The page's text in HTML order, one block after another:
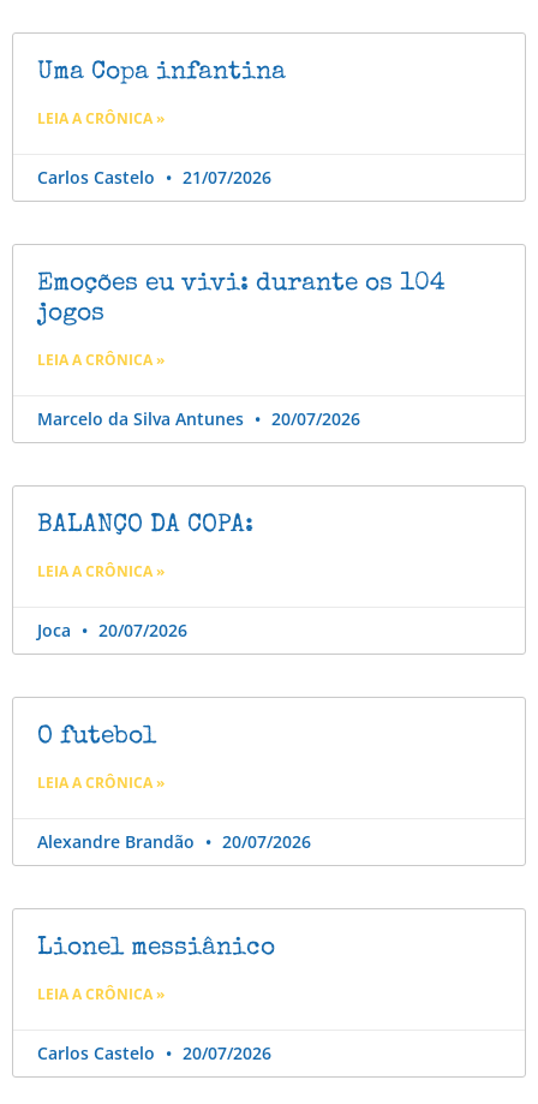
Uma Copa infantina
LEIA A CRÔNICA »
Carlos Castelo 21/07/2026
Emoções eu vivi: durante os 104
jogos
LEIA A CRÔNICA »
Marcelo da Silva Antunes 20/07/2026
BALANÇO DA COPA:
LEIA A CRÔNICA »
Joca 20/07/2026
O futebol
LEIA A CRÔNICA »
Alexandre Brandão 20/07/2026
Lionel messiânico
LEIA A CRÔNICA »
Carlos Castelo 20/07/2026